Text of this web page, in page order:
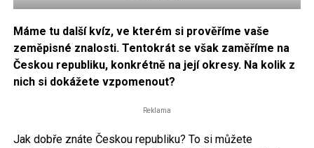
Máme tu další kvíz, ve kterém si prověříme vaše
zeměpisné znalosti. Tentokrát se však zaměříme na
Českou republiku, konkrétně na její okresy. Na kolik z
nich si dokážete vzpomenout?
Reklama
Jak dobře znáte Českou republiku? To si můžete